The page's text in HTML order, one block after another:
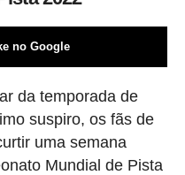
no Google
da temporada de
suspiro, os fãs de
uma semana
Mundial de Pista